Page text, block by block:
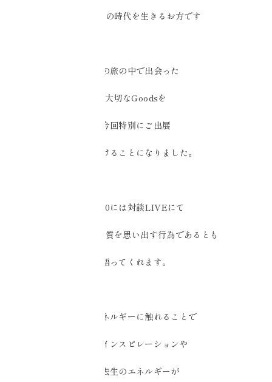
まさに風の時代を生きるお方です
その旅の中で出会った
大切なGoodsを
今回特別にご出展
いただけることになりました。
11/20には対談LIVEにて
旅とは魂の本質を思い出す行為であるとも
語ってくれます。
そのエネルギーに触れることで
何かインスピレーションや
過去生のエネルギーが